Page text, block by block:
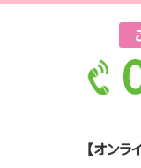
【オン